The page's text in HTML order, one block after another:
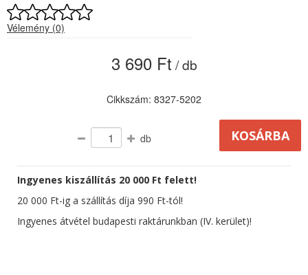
Vélemény (0)
3 690 Ft / db
Cikkszám: 8327-5202
db
Ingyenes kiszállítás 20 000 Ft felett!
20 000 Ft-ig a szállítás díja 990 Ft-tól!
Ingyenes átvétel budapesti raktárunkban (IV. kerület)!